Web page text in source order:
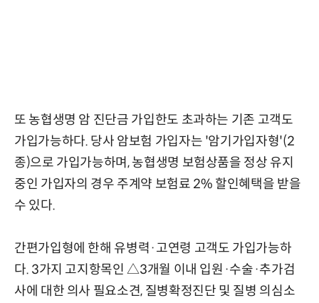
또 농협생명 암 진단금 가입한도 초과하는 기존 고객도
가입가능하다. 당사 암보험 가입자는 '암기가입자형'(2
종)으로 가입가능하며, 농협생명 보험상품을 정상 유지
중인 가입자의 경우 주계약 보험료 2% 할인혜택을 받을
수 있다.
간편가입형에 한해 유병력·고연령 고객도 가입가능하
다. 3가지 고지항목인 △3개월 이내 입원·수술·추가검
사에 대한 의사 필요소견, 질병확정진단 및 질병 의심소